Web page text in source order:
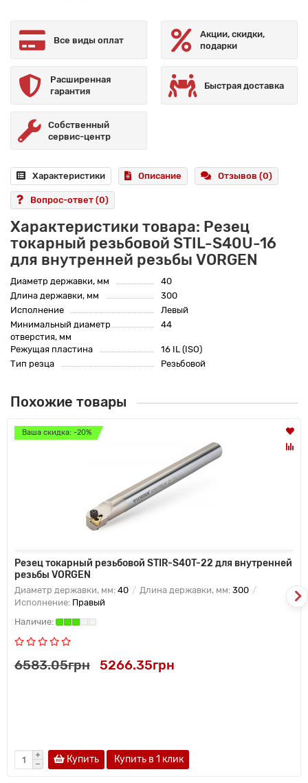
Все виды оплат
Акции, скидки,
подарки
Расширенная
гарантия
Быстрая доставка
Собственный
сервис-центр
Характеристики Описание Отзывов (0)
Вопрос-ответ (0)
Характеристики товара: Резец
токарный резьбовой STIL-S40U-16
для внутренней резьбы VORGEN
Диаметр державки, мм
40
Длина державки, мм
300
Исполнение
Левый
Минимальный диаметр
отверстия, мм
44
Режущая пластина
16 IL (ISO)
Тип резца
Резьбовой
Похожие товары
Ваша скидка: -20%
Резец токарный резьбовой STIR-S40T-22 для внутренней
резьбы VORGEN
Диаметр державки, мм: 40 Длина державки, мм: 300
Исполнение: Правый
6583.05грн 5266.35грн
Купить Купить в 1 клик